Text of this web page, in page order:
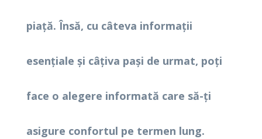
piață. Însă, cu câteva informații
esențiale și câțiva pași de urmat, poți
face o alegere informată care să-ți
asigure confortul pe termen lung.